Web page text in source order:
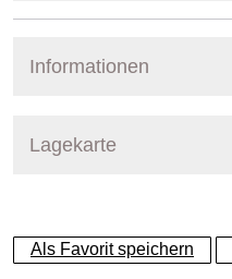
Informationen
Lagekarte
+
Als Favorit speichern